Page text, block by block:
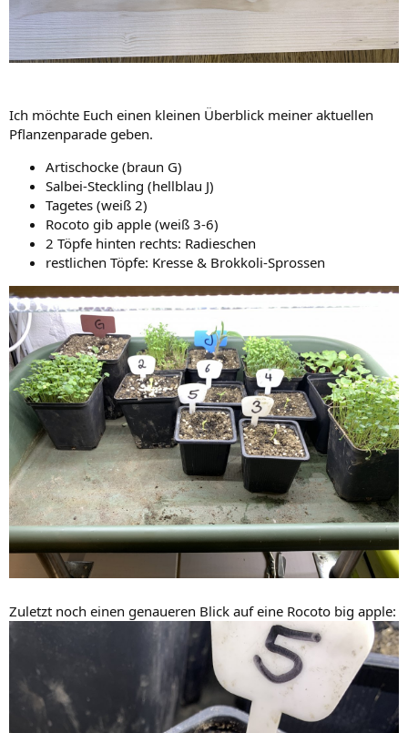
Ich möchte Euch einen kleinen Überblick meiner aktuellen
Pflanzenparade geben.
Artischocke (braun G)
Salbei-Steckling (hellblau J)
Tagetes (weiß 2)
Rocoto gib apple (weiß 3-6)
2 Töpfe hinten rechts: Radieschen
restlichen Töpfe: Kresse & Brokkoli-Sprossen
Zuletzt noch einen genaueren Blick auf eine Rocoto big apple: